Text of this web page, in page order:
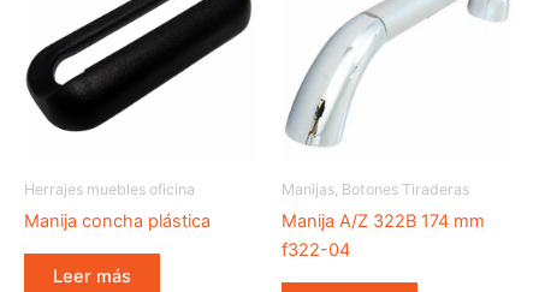
Herrajes muebles oficina
Manija concha plástica
Leer más
Manijas, Botones Tiraderas
Manija A/Z 322B 174 mm
f322-04